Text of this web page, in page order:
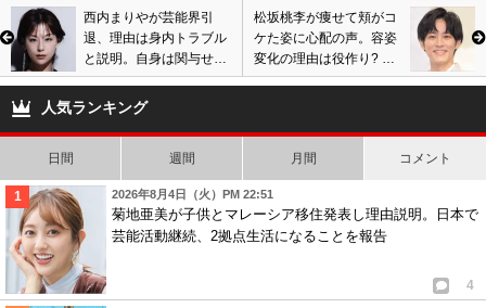
西内まりやが芸能界引
退、理由は身内トラブル
と説明。自身は関与せず
も辞める決断、今後の活
動にも言及。
松坂桃李が痩せて頬がコ
ケた姿に心配の声。容姿
変化の理由は役作り? 戸
田恵梨香と結婚後に激ヤ
人気ランキング
日間 週間 月間 コメント
2026年8月4日（火）PM 22:51
菊地亜美が子供とマレーシア移住発表し理由説明。日本で
芸能活動継続、2拠点生活になることを報告
4